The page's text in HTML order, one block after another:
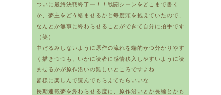
ついに最終決戦終了ー！！戦闘シーンをどこまで書く
か、夢主をどう絡ませるかと毎度頭を抱えていたので、
なんとか無事に終わらせることができて自分に拍手です
（笑）
中だるみしないように原作の流れを端的かつ分かりやす
く描きつつも、いかに読者に感情移入しやすいように読
ませるかが原作沿いの難しいところですよね
皆様に楽しんで読んでもらえてたらいいな
長期連載夢を終わらせる度に、原作沿いとか長編とかも